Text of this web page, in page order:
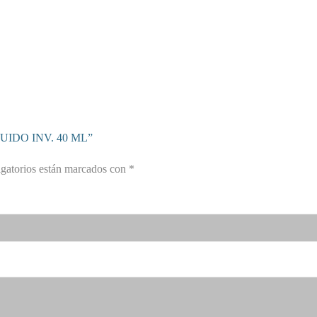
INV. 40 ML”
están marcados con *